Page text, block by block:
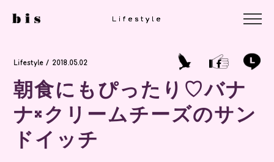
Lifestyle
Lifestyle / 2018.05.02
朝食にもぴったり♡バナ
ナ×クリームチーズのサン
ドイッチ
Lifestyle
Lifestyle